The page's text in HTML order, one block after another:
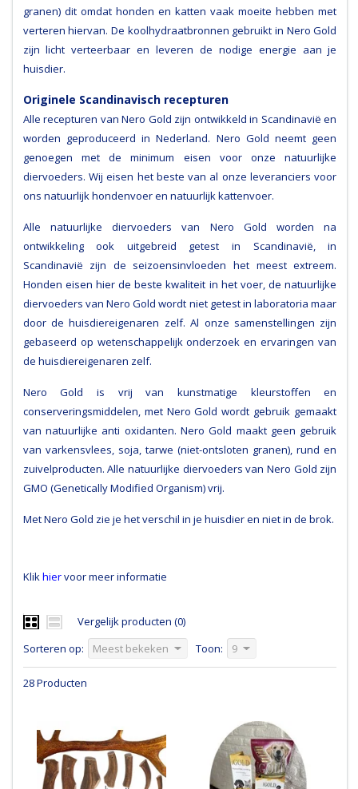
granen) dit omdat honden en katten vaak moeite hebben met
verteren hiervan. De koolhydraatbronnen gebruikt in Nero Gold
zijn licht verteerbaar en leveren de nodige energie aan je
huisdier.
Originele Scandinavisch recepturen
Alle recepturen van Nero Gold zijn ontwikkeld in Scandinavië en
worden geproduceerd in Nederland. Nero Gold neemt geen
genoegen met de minimum eisen voor onze natuurlijke
diervoeders. Wij eisen het beste van al onze leveranciers voor
ons natuurlijk hondenvoer en natuurlijk kattenvoer.
Alle natuurlijke diervoeders van Nero Gold worden na
ontwikkeling ook uitgebreid getest in Scandinavië, in
Scandinavië zijn de seizoensinvloeden het meest extreem.
Honden eisen hier de beste kwaliteit in het voer, de natuurlijke
diervoeders van Nero Gold wordt niet getest in laboratoria maar
door de huisdiereigenaren zelf. Al onze samenstellingen zijn
gebaseerd op wetenschappelijk onderzoek en ervaringen van
de huisdiereigenaren zelf.
Nero Gold is vrij van kunstmatige kleurstoffen en
conserveringsmiddelen, met Nero Gold wordt gebruik gemaakt
van natuurlijke anti oxidanten. Nero Gold maakt geen gebruik
van varkensvlees, soja, tarwe (niet-ontsloten granen), rund en
zuivelproducten. Alle natuurlijke diervoeders van Nero Gold zijn
GMO (Genetically Modified Organism) vrij.
Met Nero Gold zie je het verschil in je huisdier en niet in de brok.
Klikhiervoor meer informatie
Vergelijk producten (0)
Sorteren op:
Meest bekeken Toon: 9
28 Producten